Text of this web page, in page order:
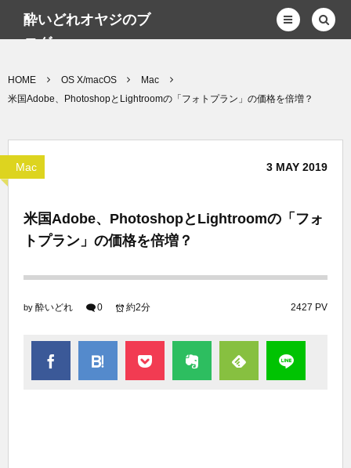
酔いどれオヤジのブ
ログwp
HOME OS X/macOS
Mac
米国Adobe、PhotoshopとLightroomの「フォトプラン」の価格を倍増？
Mac 3 MAY 2019
米国Adobe、PhotoshopとLightroomの「フォ
トプラン」の価格を倍増？
by 酔いどれ 0 2427 PV
約2分